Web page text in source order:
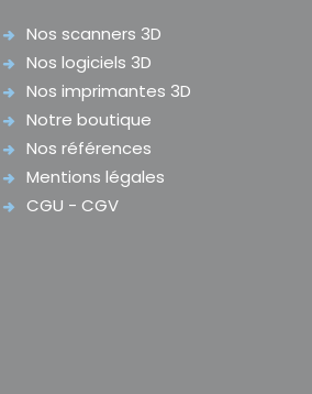
Nos scanners 3D
Nos logiciels 3D
Nos imprimantes 3D
Notre boutique
Nos références
Mentions légales
CGU - CGV